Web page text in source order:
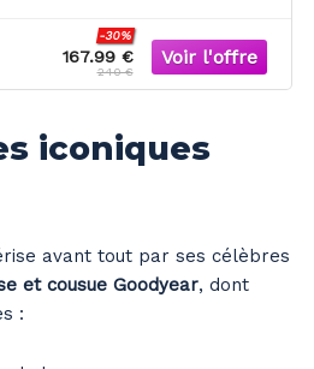
167.99 €
-30%
240 €
iconiques
avant tout par ses célèbres
et cousue Goodyear, dont
: